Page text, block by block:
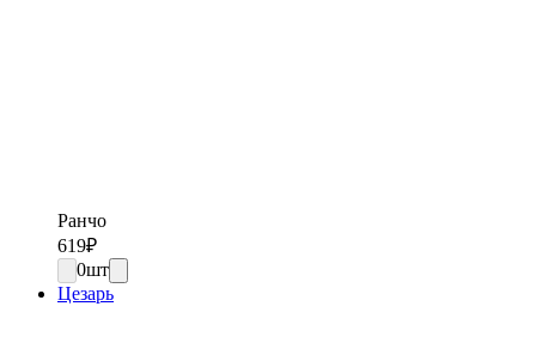
Ранчо
619₽
0шт
Цезарь